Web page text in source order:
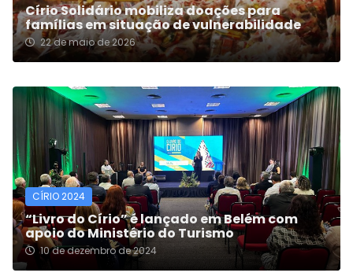
Círio Solidário mobiliza doações para
famílias em situação de vulnerabilidade
22 de maio de 2026
CÍRIO 2024
“Livro do Círio” é lançado em Belém com
apoio do Ministério do Turismo
10 de dezembro de 2024